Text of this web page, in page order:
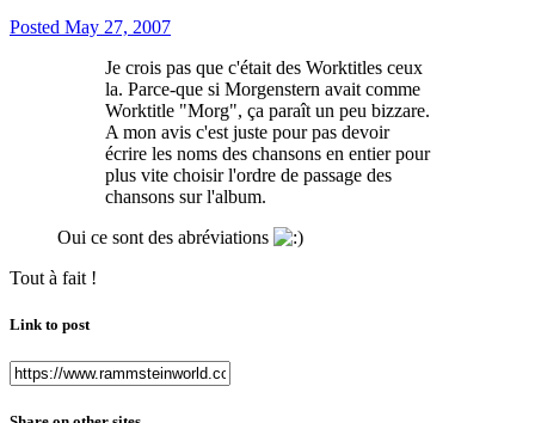
Posted May 27, 2007
Je crois pas que c'était des Worktitles ceux
la. Parce-que si Morgenstern avait comme
Worktitle "Morg", ça paraît un peu bizzare.
A mon avis c'est juste pour pas devoir
écrire les noms des chansons en entier pour
plus vite choisir l'ordre de passage des
chansons sur l'album.
Oui ce sont des abréviations
Tout à fait !
Link to post